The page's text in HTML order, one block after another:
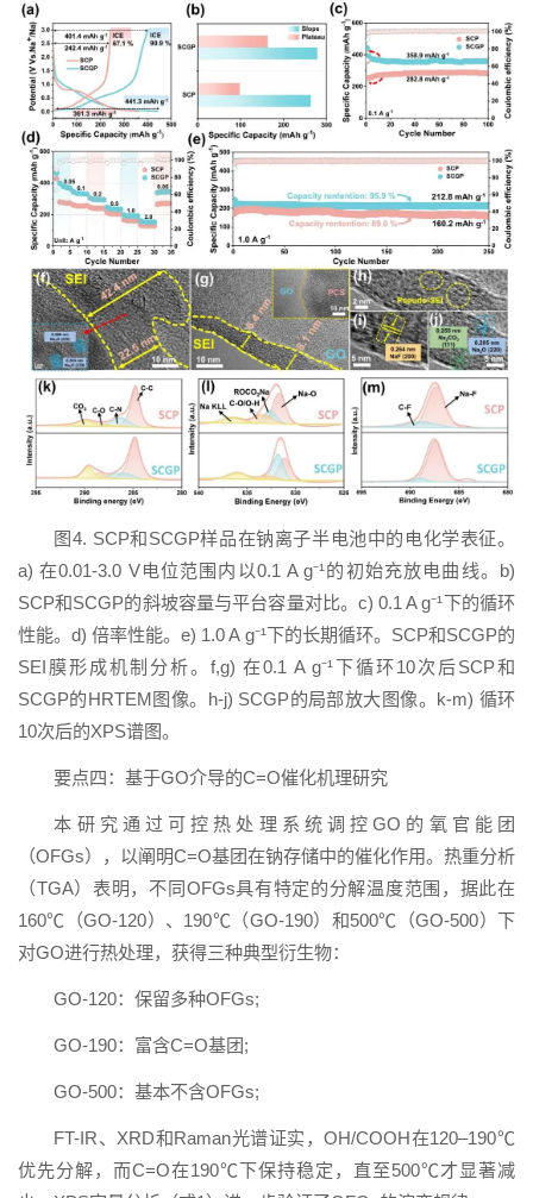
图4. SCP和SCGP样品在钠离子半电池中的电化学表征。
a) 在0.01-3.0 V电位范围内以0.1 A g⁻¹的初始充放电曲线。b)
SCP和SCGP的斜坡容量与平台容量对比。c) 0.1 A g⁻¹下的循环
性能。d) 倍率性能。e) 1.0 A g⁻¹下的长期循环。SCP和SCGP的
SEI膜形成机制分析。f,g) 在0.1 A g⁻¹下循环10次后SCP和
SCGP的HRTEM图像。h-j) SCGP的局部放大图像。k-m) 循环
10次后的XPS谱图。
要点四：基于GO介导的C=O催化机理研究
本研究通过可控热处理系统调控GO的氧官能团
（OFGs），以阐明C=O基团在钠存储中的催化作用。热重分析
（TGA）表明，不同OFGs具有特定的分解温度范围，据此在
160℃（GO-120）、190℃（GO-190）和500℃（GO-500）下
对GO进行热处理，获得三种典型衍生物：
GO-120：保留多种OFGs;
GO-190：富含C=O基团;
GO-500：基本不含OFGs;
FT-IR、XRD和Raman光谱证实，OH/COOH在120–190℃
优先分解，而C=O在190℃下保持稳定，直至500℃才显著减